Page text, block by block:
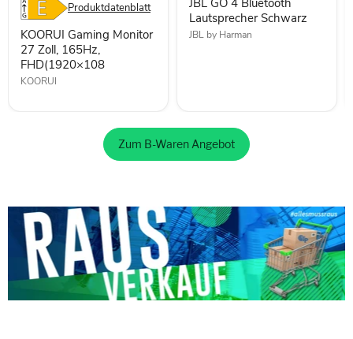
FHD(1920×108Produktdatenblatt
KOORUI Gaming Monitor
27 Zoll, 165Hz,
FHD(1920×108
KOORUI
JBL GO 4 Bluetooth
Lautsprecher Schwarz
JBL by Harman
Zum B-Waren Angebot